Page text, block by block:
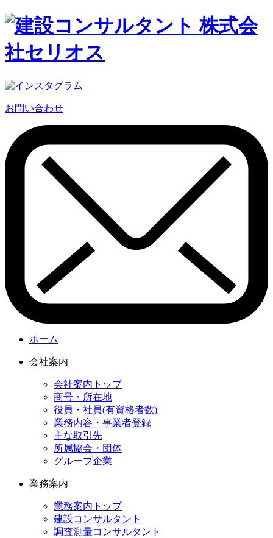
お問い合わせ
ホーム
会社案内
会社案内トップ
商号・所在地
役員・社員(有資格者数)
業務内容・事業者登録
主な取引先
所属協会・団体
グループ企業
業務案内
業務案内トップ
建設コンサルタント
調査測量コンサルタント